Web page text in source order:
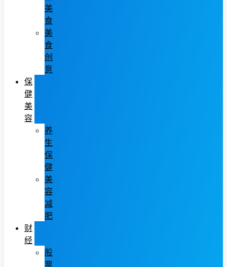
美
食
美
食
创
意
保
健
美
容
养
生
保
健
美
容
减
肥
财
经
股
票